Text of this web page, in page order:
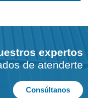
expertos
de atenderte
Consúltanos